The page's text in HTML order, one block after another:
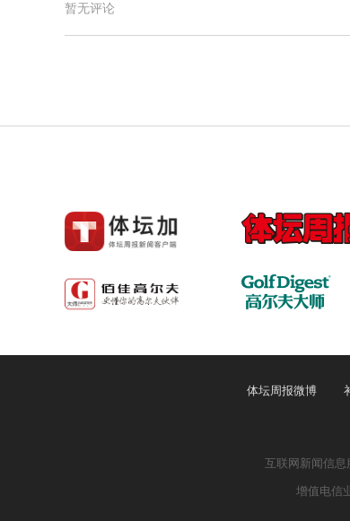
暂无评论
体坛周报微博
互联网新闻信
增值电信